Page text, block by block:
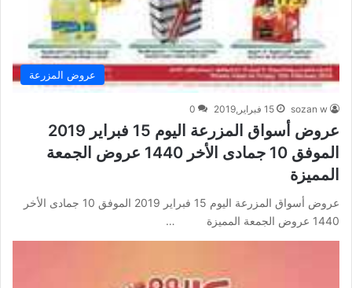
عروض المزرعة
sozan w 15 فبراير,2019 0
عروض أسواق المزرعة اليوم 15 فبراير 2019
الموفق 10 جمادى الأخر 1440 عروض الجمعة
المميزة
عروض أسواق المزرعة اليوم 15 فبراير 2019 الموفق 10 جمادى الأخر
1440 عروض الجمعة المميزة …